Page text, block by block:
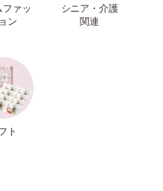
ファッ
ン
シニア・介護
関連
ト